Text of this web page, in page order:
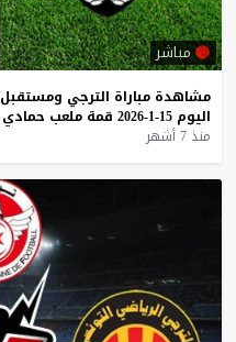
مباشر
مشاهدة مباراة الترجي ومستقبل
اليوم 15-1-2026 قمة ملعب حمادي
منذ 7 أشهر